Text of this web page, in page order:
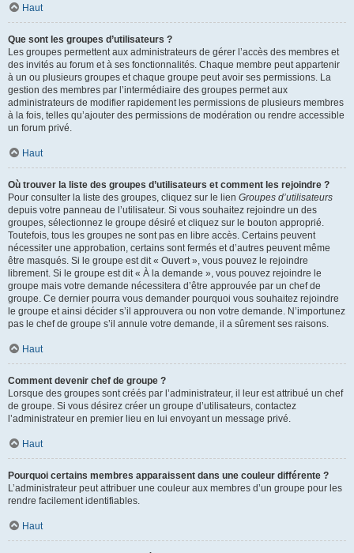
Haut
Que sont les groupes d’utilisateurs ?
Les groupes permettent aux administrateurs de gérer l’accès des membres et
des invités au forum et à ses fonctionnalités. Chaque membre peut appartenir
à un ou plusieurs groupes et chaque groupe peut avoir ses permissions. La
gestion des membres par l’intermédiaire des groupes permet aux
administrateurs de modifier rapidement les permissions de plusieurs membres
à la fois, telles qu’ajouter des permissions de modération ou rendre accessible
un forum privé.
Haut
Où trouver la liste des groupes d’utilisateurs et comment les rejoindre ?
Pour consulter la liste des groupes, cliquez sur le lien Groupes d’utilisateurs
depuis votre panneau de l’utilisateur. Si vous souhaitez rejoindre un des
groupes, sélectionnez le groupe désiré et cliquez sur le bouton approprié.
Toutefois, tous les groupes ne sont pas en libre accès. Certains peuvent
nécessiter une approbation, certains sont fermés et d’autres peuvent même
être masqués. Si le groupe est dit « Ouvert », vous pouvez le rejoindre
librement. Si le groupe est dit « À la demande », vous pouvez rejoindre le
groupe mais votre demande nécessitera d’être approuvée par un chef de
groupe. Ce dernier pourra vous demander pourquoi vous souhaitez rejoindre
le groupe et ainsi décider s’il approuvera ou non votre demande. N’importunez
pas le chef de groupe s’il annule votre demande, il a sûrement ses raisons.
Haut
Comment devenir chef de groupe ?
Lorsque des groupes sont créés par l’administrateur, il leur est attribué un chef
de groupe. Si vous désirez créer un groupe d’utilisateurs, contactez
l’administrateur en premier lieu en lui envoyant un message privé.
Haut
Pourquoi certains membres apparaissent dans une couleur différente ?
L’administrateur peut attribuer une couleur aux membres d’un groupe pour les
rendre facilement identifiables.
Haut